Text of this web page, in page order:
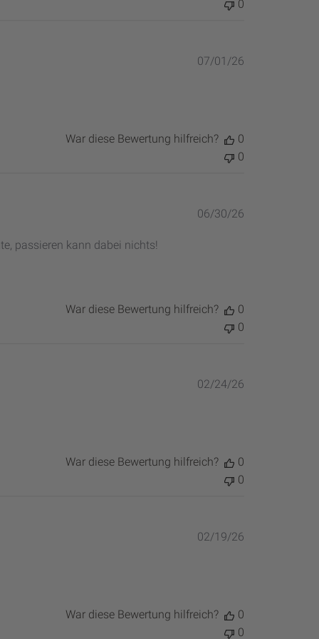
0
07/01/26
War diese Bewertung hilfreich?
0
0
passieren kann dabei nichts!
06/30/26
War diese Bewertung hilfreich?
0
0
02/24/26
War diese Bewertung hilfreich?
0
0
02/19/26
War diese Bewertung hilfreich?
0
0